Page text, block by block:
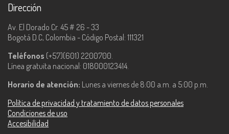
Dirección
Av. El Dorado Cr. 45 # 26 - 33
Bogotá D.C, Colombia - Código Postal: 111321
Teléfonos (+57)(601) 2200700.
Línea gratuita nacional: 018000123414.
Horario de atención: Lunes a viernes de 8:00 a.m. a 5:00 p.m.
Política de privacidad y tratamiento de datos personales
Condiciones de uso
Accesibilidad